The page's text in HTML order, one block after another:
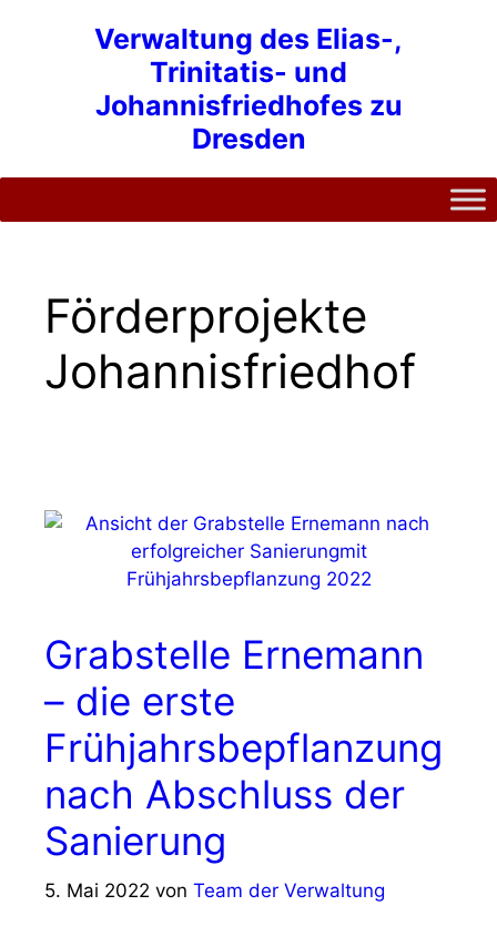
Verwaltung des Elias-,
Trinitatis- und
Johannisfriedhofes zu
Dresden
Förderprojekte
Johannisfriedhof
Grabstelle Ernemann
– die erste
Frühjahrsbepflanzung
nach Abschluss der
Sanierung
5. Mai 2022 von Team der Verwaltung